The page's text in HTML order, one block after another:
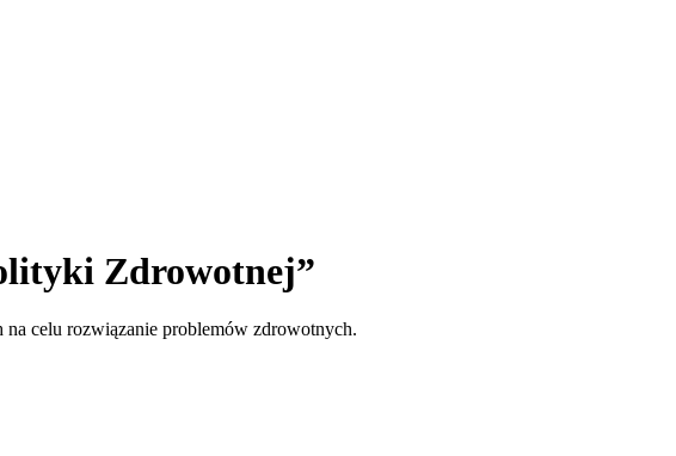
Zdrowotnej”
na celu rozwiązanie problemów zdrowotnych.